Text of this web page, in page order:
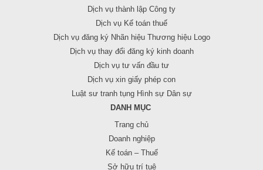
Dịch vụ thành lập Công ty
Dịch vụ Kế toán thuế
Dịch vụ đăng ký Nhãn hiệu Thương hiệu Logo
Dịch vụ thay đổi đăng ký kinh doanh
Dịch vụ tư vấn đầu tư
Dịch vụ xin giấy phép con
Luật sư tranh tụng Hình sự Dân sự
DANH MỤC
Trang chủ
Doanh nghiệp
Kế toán – Thuế
Sở hữu trí tuệ